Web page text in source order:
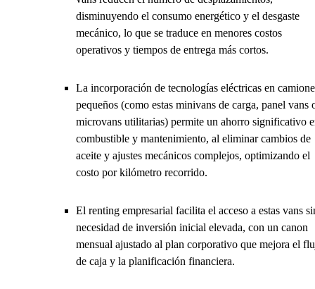
disminuyendo el consumo energético y el desgaste
mecánico, lo que se traduce en menores costos
operativos y tiempos de entrega más cortos.
La incorporación de tecnologías eléctricas en
pequeños (como estas minivans de carga, panel vans
microvans utilitarias) permite un ahorro significativo
combustible y mantenimiento, al eliminar cambios de
aceite y ajustes mecánicos complejos, optimizando el
costo por kilómetro recorrido.
El renting empresarial facilita el acceso a estas vans
necesidad de inversión inicial elevada, con un canon
mensual ajustado al plan corporativo que mejora el
de caja y la planificación financiera.